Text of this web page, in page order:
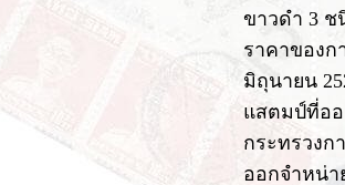
ขาวดำ 3 ช
ราคาของก
มิถุนายน
แสตมป์ที่ออ
กระทรวงก
ออกจำหน่า